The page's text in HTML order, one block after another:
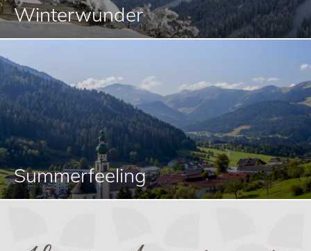
Winterwunder
Summerfeeling